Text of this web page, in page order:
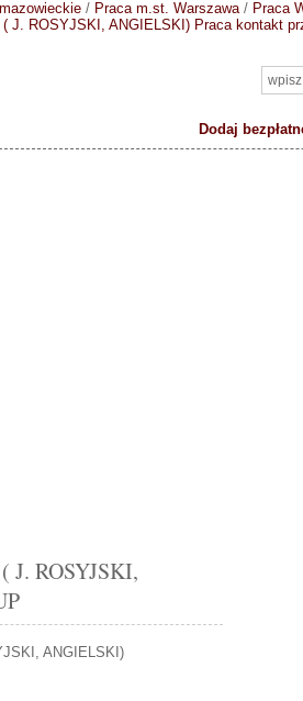
Dodaj
mazowieckie / Praca m.st. Warszawa/ Praca
J. ROSYJSKI, ANGIELSKI) Praca kontakt
J. ROSYJSKI,
ANGIELSKI)